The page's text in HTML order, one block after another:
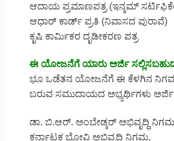
ಆದಾಯ ಪ್ರಮಾಣಪತ್ರ (ಇನ್ಕಮ್
ಆಧಾರ್ ಕಾರ್ಡ್ ಪ್ರತಿ (ನಿವಾಸದ ಪುರಾವೆ)
ಕೃಷಿ ಕಾರ್ಮಿಕರ ದೃಡೀಕರಣ ಪತ್ರ
ಈ ಯೋಜನೆಗೆ ಯಾರು ಅರ್ಜಿ
ಭೂ ಒಡೆತನ ಯೋಜನೆಗೆ ಈ ಕೆಳಗಿನ
ಬರುವ ಸಮುದಾಯದ ಅಭ್ಯರ್ಥಿಗಳು ಅರ್ಜಿ
ಡಾ. ಬಿ.ಆರ್. ಅಂಬೇಡ್ಕರ್ ಅಭಿವೃದ್ಧಿ
ಕರ್ನಾಟಕ ಭೋವಿ ಅಭಿವೃದ್ಧಿ ನಿಗಮ,